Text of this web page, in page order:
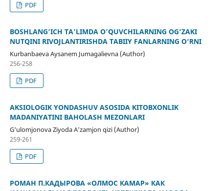
PDF
BOSHLANG‘ICH TA’LIMDA O‘QUVCHILARNING OG‘ZAKI
NUTQINI RIVOJLANTIRISHDA TABIIY FANLARNING O‘RNI
Kurbanbaeva Aysanem Jumagalievna (Author)
256-258
PDF
AKSIOLOGIK YONDASHUV ASOSIDA KITOBXONLIK
MADANIYATINI BAHOLASH MEZONLARI
G‘ulomjonova Ziyoda A’zamjon qizi (Author)
259-261
PDF
РОМАН П.КАДЫРОВА «ОЛМОС КАМАР» КАК